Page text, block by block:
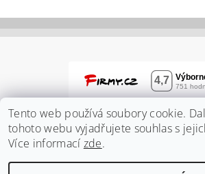
Tento web používá soubory cookie.
tohoto webu vyjadřujete souhlas s
Více informací zde.